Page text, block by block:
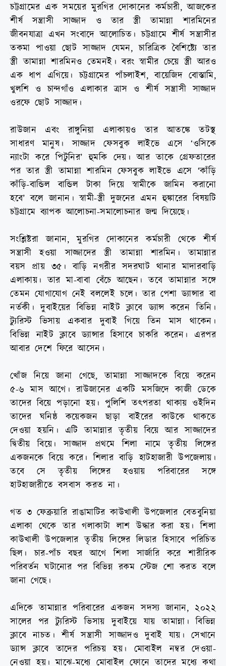
চট্টগ্রামের এক সময়ের মুরগির দোকানের কর্মচারী, আজকের
শীর্ষ সন্ত্রাসী সাজ্জাদ ও তার স্ত্রী তামান্না শারমিনের
জীবনযাত্রা এখন সংবাদে আলোচিত। চট্টগ্রামে শীর্ষ সন্ত্রাসীর
তকমা পাওয়া ছোট সাজ্জাদ যেমন, চারিত্রিক বৈশিষ্ট্যে তার
স্ত্রী তামান্না শারমিনও তেমনই। বরং স্বামীর চেয়ে স্ত্রী আরও
এক ধাপ এগিয়ে। চট্টগ্রামের পাঁচলাইশ, বায়েজিদ বোস্তামি,
খুলশি ও চান্দগাঁও এলাকার ত্রাস ও শীর্ষ সন্ত্রাসী সাজ্জাদ
ওরফে ছোট সাজ্জাদ।
রাউজান এবং রাঙ্গুনিয়া এলাকায়ও তার আতঙ্কে তটস্থ
সাধারণ মানুষ। সাজ্জাদ ফেসবুক লাইভে এসে ‘ওসিকে
ন্যাংটা করে পিটুনির’ হুমকি দেয়। আর তাকে গ্রেফতারের
পর তার স্ত্রী তামান্না শারমিন ফেসবুক লাইভে এসে ‘কাঁড়ি
কাঁড়ি-বান্ডিল বান্ডিল টাকা দিয়ে স্বামীকে জামিন করানো
হবে’ বলে জানান। স্বামী-স্ত্রী দুজনের এমন হুঙ্কারের বিষয়টি
চট্টগ্রামে ব্যাপক আলোচনা-সমালোচনার জন্ম দিয়েছে।
সংশ্লিষ্টরা জানান, মুরগির দোকানের কর্মচারী থেকে শীর্ষ
সন্ত্রাসী হওয়া সাজ্জাদের স্ত্রী তামান্না শারমিন। তামান্নার
বয়স প্রায় ৩৫। বাড়ি নগরীর সদরঘাট থানার মাদারবাড়ি
এলাকায়। তার মা-বাবা বেঁচে আছেন। তবে তামান্নার সঙ্গে
তেমন যোগাযোগ নেই বললেই চলে। তার পেশা ড্যান্সার বা
নর্তকী। দুবাইয়ের বিভিন্ন নাইট ক্লাবে ড্যান্স করেন তিনি।
ট্যুরিস্ট ভিসায় একবার দুবাই গিয়ে তিন মাস থাকেন।
বিভিন্ন নাইট ক্লাবে ড্যান্সার হিসাবে চাকরি করেন। এরপর
আবার দেশে ফিরে আসেন।
খোঁজ নিয়ে জানা গেছে, তামান্না সাজ্জাদকে বিয়ে করেন
৫-৬ মাস আগে। রাউজানের একটি মসজিদে কাজী ডেকে
তাদের বিয়ে পড়ানো হয়। পুলিশি তৎপরতা থাকায় ওইদিন
তাদের ঘনিষ্ঠ কয়েকজন ছাড়া বাইরের কাউকে থাকতে
দেওয়া হয়নি। এটি তামান্নার তৃতীয় বিয়ে আর সাজ্জাদের
দ্বিতীয় বিয়ে। সাজ্জাদ প্রথমে শিলা নামে তৃতীয় লিঙ্গের
একজনকে বিয়ে করে। শিলার বাড়ি হাটহাজারী উপজেলায়।
তবে সে তৃতীয় লিঙ্গের হওয়ায় পরিবারের সঙ্গে
হাটহাজারীতে বসবাস করত না।
গত ৩ ফেব্রুয়ারি রাঙামাটির কাউখালী উপজেলার বেতবুনিয়া
এলাকা থেকে তার গলাকাটা লাশ উদ্ধার করা হয়। শিলা
কাউখালী উপজেলার তৃতীয় লিঙ্গের লিডার হিসাবে পরিচিত
ছিল। চার-পাঁচ বছর আগে শিলা সার্জারি করে শারীরিক
পরিবর্তন ঘটানোর পর বিভিন্ন রকম স্টেজ শো করত বলে
জানা গেছে।
এদিকে তামান্নার পরিবারের একজন সদস্য জানান, ২০২২
সালের পর ট্যুরিস্ট ভিসায় দুবাইয়ে যায় তামান্না। বিভিন্ন
ক্লাবে নাচত। শীর্ষ সন্ত্রাসী সাজ্জাদও দুবাই যায়। সেখানে
ড্যান্স ক্লাবে তাদের পরিচয় হয়। মোবাইল নম্বর দেওয়া-
নেওয়া হয়। মাঝে-মধ্যে মোবাইল ফোনে তাদের মধ্যে কথা